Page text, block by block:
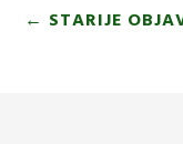
← STARIJE